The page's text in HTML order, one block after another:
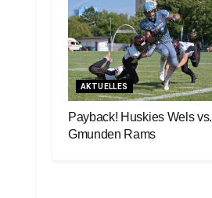
AKTUELLES
Payback! Huskies Wels vs.
Gmunden Rams